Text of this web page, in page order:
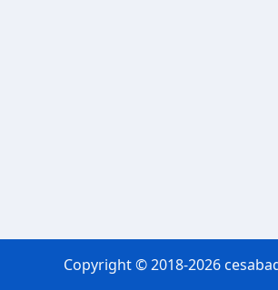
Copyright © 2018-2026